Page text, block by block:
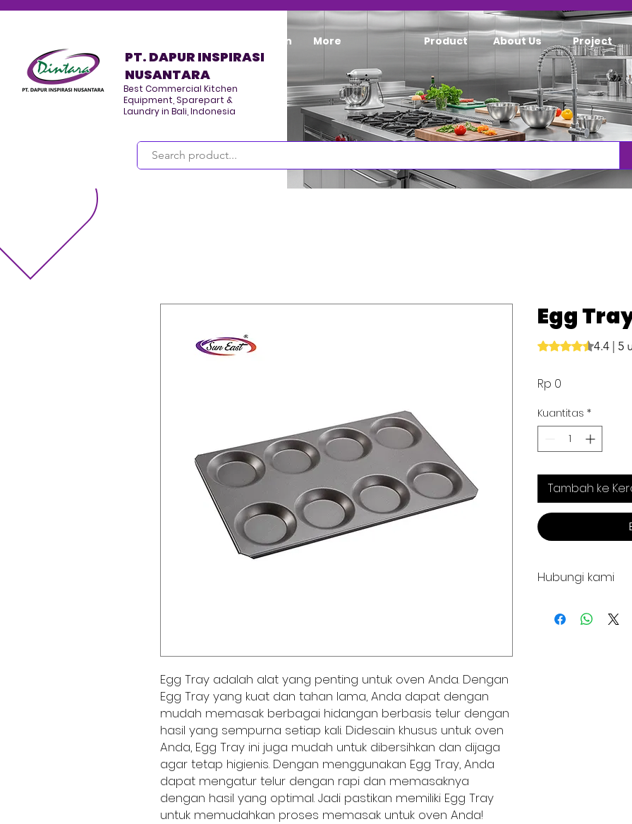
PT. DAPUR INSPIRASI
NUSANTARA
Best Commercial Kitchen
Equipment, Sparepart &
Laundry in Bali, Indonesia
Program/Kegiatan More Product About Us Project
Egg Tray adalah alat yang penting untuk oven Anda. Dengan
Egg Tray yang kuat dan tahan lama, Anda dapat dengan
mudah memasak berbagai hidangan berbasis telur dengan
hasil yang sempurna setiap kali. Didesain khusus untuk oven
Anda, Egg Tray ini juga mudah untuk dibersihkan dan dijaga
agar tetap higienis. Dengan menggunakan Egg Tray, Anda
dapat mengatur telur dengan rapi dan memasaknya
dengan hasil yang optimal. Jadi pastikan memiliki Egg Tray
untuk memudahkan proses memasak untuk oven Anda!
Egg
Peringkat adalah
4.4 | 5
Rp 0
Kuantitas *
Tambah ke
Hubungi kami